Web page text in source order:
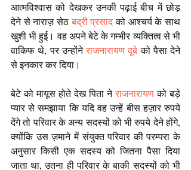
आत्मविश्वास को देखकर उनकी पढ़ाई बीच में छोड़
देने से नाराज़ सेठ बद्री प्रसाद को आश्चर्य के साथ
खुशी भी हुई। वह अपने बेटे के गम्भीर व्यक्तित्व से भी
वाकिफ थे, पर उन्होंने राजनारायण दूबे को पैसा देने
से इनकार कर दिया।
बेटे को मायूस होते देख पिता ने राजनारायण को बड़े
प्यार से समझाया कि यदि वह उन्हें बीस हज़ार रुपये
देंगे तो परिवार के अन्य सदस्यों को भी रुपये देने होंगे,
क्योंकि उस ज़माने में संयुक्त परिवार की परम्परा के
अनुसार किसी एक सदस्य को जितना पैसा दिया
जाता था, उतना ही परिवार के बाकी सदस्यों को भी